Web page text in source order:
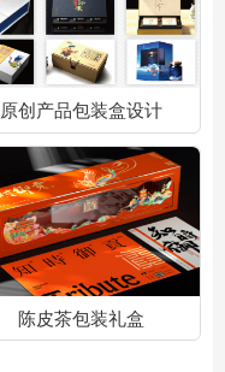
原创产品包装盒设计
陈皮茶包装礼盒